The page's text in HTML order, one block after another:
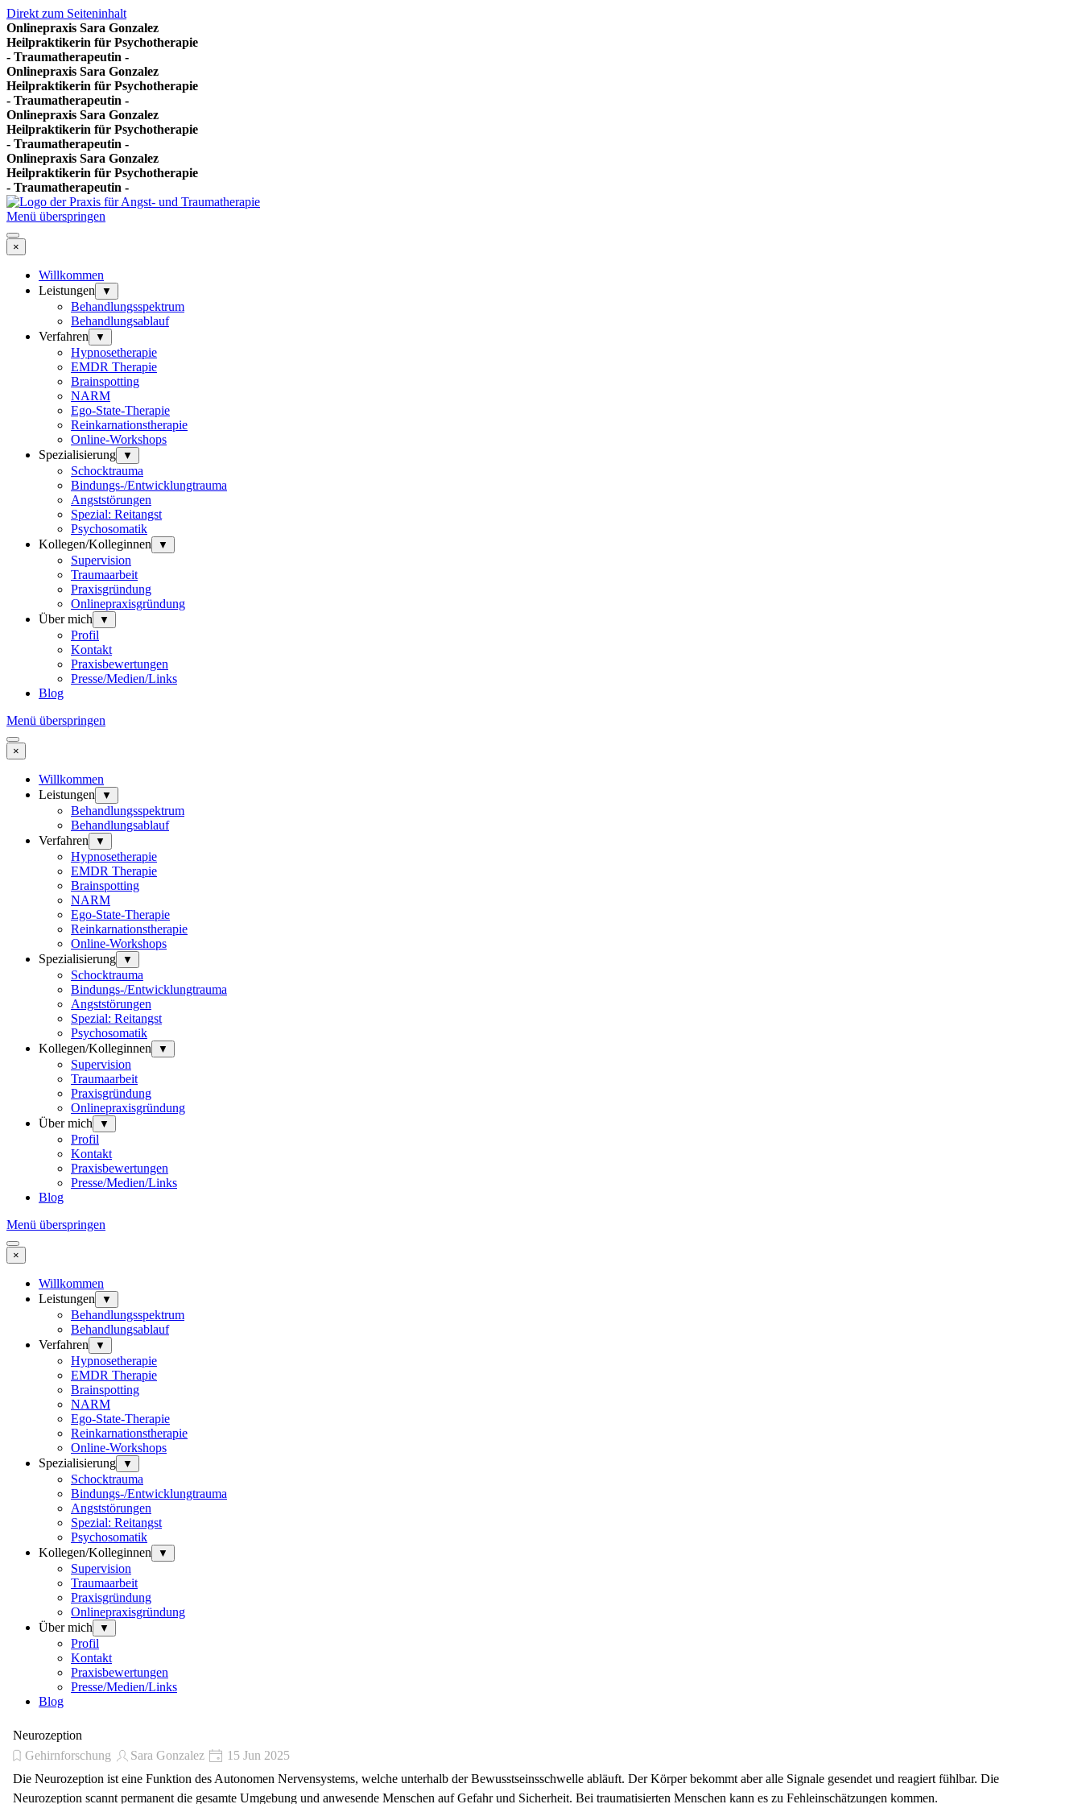
Direkt zum Seiteninhalt
Onlinepraxis Sara Gonzalez
Heilpraktikerin für Psychotherapie
- Traumatherapeutin -
Onlinepraxis Sara Gonzalez
Heilpraktikerin für Psychotherapie
- Traumatherapeutin -
Onlinepraxis Sara Gonzalez
Heilpraktikerin für Psychotherapie
- Traumatherapeutin -
Onlinepraxis Sara Gonzalez
Heilpraktikerin für Psychotherapie
- Traumatherapeutin -
Menü überspringen
×
Willkommen
Leistungen
▼
Behandlungsspektrum
Behandlungsablauf
Verfahren
▼
Hypnosetherapie
EMDR Therapie
Brainspotting
NARM
Ego-State-Therapie
Reinkarnationstherapie
Online-Workshops
Spezialisierung
▼
Schocktrauma
Bindungs-/Entwicklungtrauma
Angststörungen
Spezial: Reitangst
Psychosomatik
Kollegen/Kolleginnen
▼
Supervision
Traumaarbeit
Praxisgründung
Onlinepraxisgründung
Über mich
▼
Profil
Kontakt
Praxisbewertungen
Presse/Medien/Links
Blog
Menü überspringen
×
Willkommen
Leistungen
▼
Behandlungsspektrum
Behandlungsablauf
Verfahren
▼
Hypnosetherapie
EMDR Therapie
Brainspotting
NARM
Ego-State-Therapie
Reinkarnationstherapie
Online-Workshops
Spezialisierung
▼
Schocktrauma
Bindungs-/Entwicklungtrauma
Angststörungen
Spezial: Reitangst
Psychosomatik
Kollegen/Kolleginnen
▼
Supervision
Traumaarbeit
Praxisgründung
Onlinepraxisgründung
Über mich
▼
Profil
Kontakt
Praxisbewertungen
Presse/Medien/Links
Blog
Menü überspringen
×
Willkommen
Leistungen
▼
Behandlungsspektrum
Behandlungsablauf
Verfahren
▼
Hypnosetherapie
EMDR Therapie
Brainspotting
NARM
Ego-State-Therapie
Reinkarnationstherapie
Online-Workshops
Spezialisierung
▼
Schocktrauma
Bindungs-/Entwicklungtrauma
Angststörungen
Spezial: Reitangst
Psychosomatik
Kollegen/Kolleginnen
▼
Supervision
Traumaarbeit
Praxisgründung
Onlinepraxisgründung
Über mich
▼
Profil
Kontakt
Praxisbewertungen
Presse/Medien/Links
Blog
Neurozeption
Gehirnforschung
Sara Gonzalez
15 Jun 2025
Die Neurozeption ist eine Funktion des Autonomen Nervensystems, welche unterhalb der Bewusstseinsschwelle abläuft. Der Körper bekommt aber alle Signale gesendet und reagiert fühlbar. Die
Neurozeption scannt permanent die gesamte Umgebung und anwesende Menschen auf Gefahr und Sicherheit. Bei traumatisierten Menschen kann es zu Fehleinschätzungen kommen.